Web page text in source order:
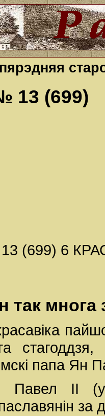
13 (699)
(699) 6
так многа
папа Ян
Павел ІІ
за